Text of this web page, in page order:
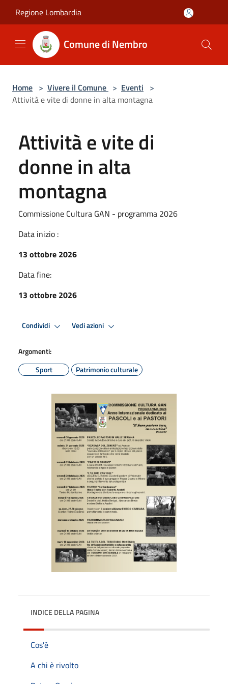
Regione Lombardia
Comune di Nembro
Home > Vivere il Comune > Eventi >
Attività e vite di donne in alta montagna
Attività e vite di
donne in alta
montagna
Commissione Cultura GAN - programma 2026
Data inizio :
13 ottobre 2026
Data fine:
13 ottobre 2026
Condividi Vedi azioni
Argomenti:
Sport
Patrimonio culturale
INDICE DELLA PAGINA
Cos'è
A chi è rivolto